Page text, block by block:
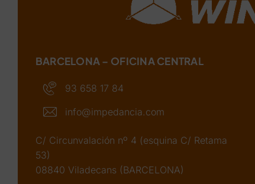
BARCELONA – OFICINA CENTRAL
93 658 17 84
info@impedancia.com
C/ Circunvalación nº 4 (esquina C/ Retama
53)
08840 Viladecans (BARCELONA)